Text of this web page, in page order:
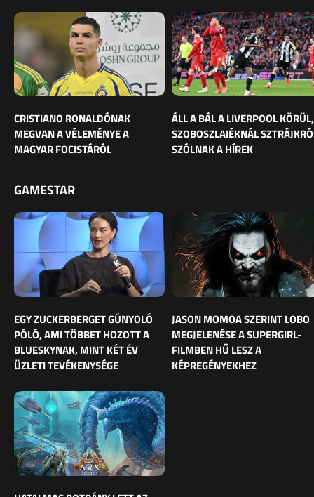
CRISTIANO RONALDÓNAK
MEGVAN A VÉLEMÉNYE A
MAGYAR FOCISTÁRÓL
ÁLL A BÁL A LIVERPOOL KÖRÜL,
SZOBOSZLAIÉKNÁL
SZÓLNAK A HÍREK
GAMESTAR
EGY ZUCKERBERGET GÚNYOLÓ
PÓLÓ, AMI TÖBBET HOZOTT A
BLUESKYNAK, MINT KÉT ÉV
ÜZLETI TEVÉKENYSÉGE
JASON MOMOA SZERINT LOBO
MEGJELENÉSE A SUPERGIRL-
FILMBEN HŰ LESZ A
KÉPREGÉNYEKHEZ